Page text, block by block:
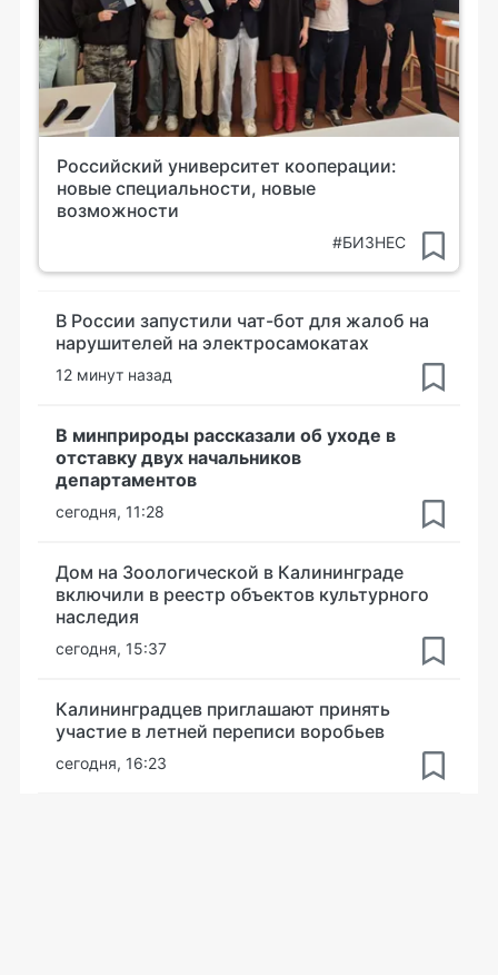
Российский университет кооперации:
новые специальности, новые
возможности
#БИЗНЕС
В России запустили чат-бот для жалоб на
нарушителей на электросамокатах
12 минут назад
В минприроды рассказали об уходе в
отставку двух начальников
департаментов
сегодня, 11:28
Дом на Зоологической в Калининграде
включили в реестр объектов культурного
наследия
сегодня, 15:37
Калининградцев приглашают принять
участие в летней переписи воробьев
сегодня, 16:23